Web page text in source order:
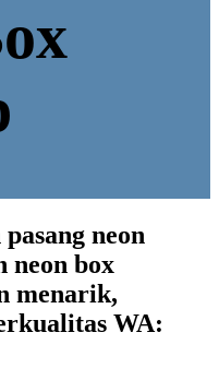
neon
neon box
menarik,
WA: